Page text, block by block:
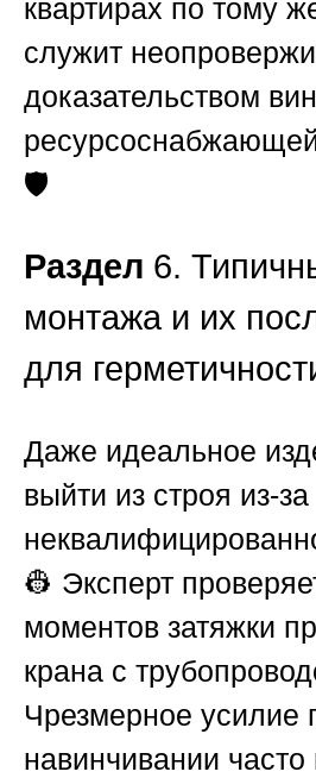
квартирах по тому
служит
доказательством
🛡️
Раздел 6.
монтажа и их
для
Даже идеальное
выйти из строя из-за
👷 Эксперт
моментов затяжки
крана с
Чрезмерное усилие
навинчивании часто